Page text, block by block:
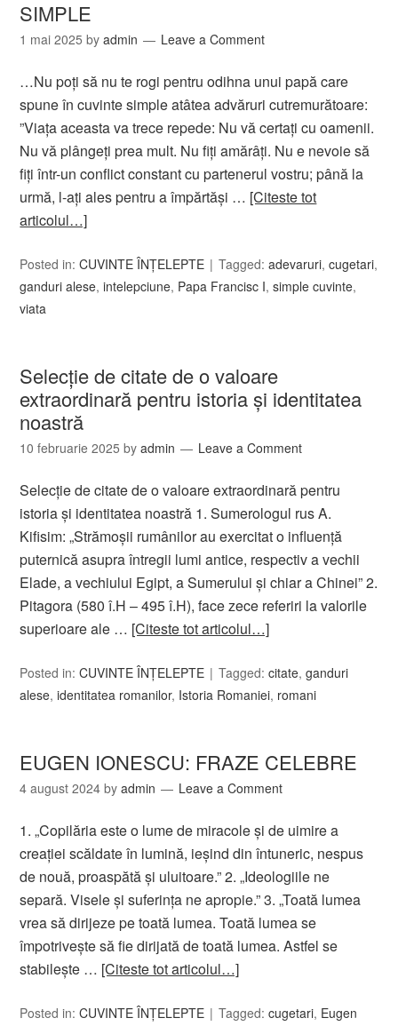
SIMPLE
1 mai 2025 byadmin Leave a Comment
…Nu poți să nu te rogi pentru odihna unui papă care
spune în cuvinte simple atâtea advăruri cutremurătoare:
”Viața aceasta va trece repede: Nu vă certați cu oamenii.
Nu vă plângeți prea mult. Nu fiți amărâți. Nu e nevoie să
fiți într-un conflict constant cu partenerul vostru; până la
urmă, l-ați ales pentru a împărtăși … [Citeste tot
articolul…]
Posted in:CUVINTE ÎNȚELEPTE Tagged:adevaruri,cugetari,
ganduri alese,intelepciune, Papa Francisc I,simple cuvinte,
viata
Selecție de citate de o valoare
extraordinară pentru istoria și identitatea
noastră
10 februarie 2025 byadmin Leave a Comment
Selecție de citate de o valoare extraordinară pentru
istoria și identitatea noastră 1. Sumerologul rus A.
Kifisim: „Strămoşii rumânilor au exercitat o influenţă
puternică asupra întregii lumi antice, respectiv a vechii
Elade, a vechiului Egipt, a Sumerului şi chiar a Chinei” 2.
Pitagora (580 î.H – 495 î.H), face zece referiri la valorile
superioare ale … [Citeste tot articolul…]
Posted in:CUVINTE ÎNȚELEPTE Tagged:citate,ganduri
alese,identitatea romanilor, Istoria Romaniei, romani
EUGEN IONESCU: FRAZE CELEBRE
4 august 2024 byadmin Leave a Comment
1. „Copilăria este o lume de miracole și de uimire a
creației scăldate în lumină, ieșind din întuneric, nespus
de nouă, proaspătă și uluitoare.” 2. „Ideologiile ne
separă. Visele şi suferinţa ne apropie.” 3. „Toată lumea
vrea să dirijeze pe toată lumea. Toată lumea se
împotrivește să fie dirijată de toată lumea. Astfel se
stabilește … [Citeste tot articolul…]
Posted in:CUVINTE ÎNȚELEPTE Tagged:cugetari, Eugen